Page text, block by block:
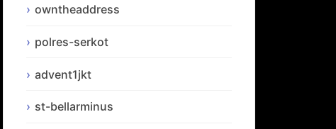
owntheaddress
polres-serkot
advent1jkt
st-bellarminus